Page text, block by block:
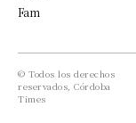
Fam
© Todos los derechos
reservados, Córdoba
Times